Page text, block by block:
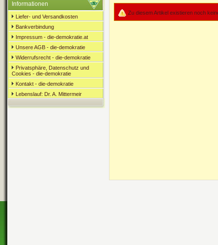
Informationen
Liefer- und Versandkosten
Bankverbindung
Impressum - die-demokratie.at
Unsere AGB - die-demokratie
Widerrufsrecht - die-demokratie
Privatsphäre, Datenschutz und
Cookies - die-demokratie
Kontakt - die-demokratie
Lebenslauf: Dr. A. Mittermeir
Zu diesem Artikel existieren noch